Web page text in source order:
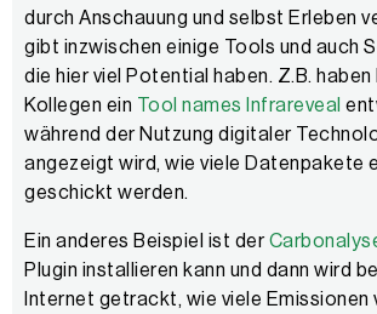
durch Anschauung und selbst Erleben
gibt inzwischen einige Tools und auch
die hier viel Potential haben. Z.B. haben
Kollegen ein Tool names Infrareveal
während der Nutzung digitaler
angezeigt wird, wie viele Datenpakete
geschickt werden.
Ein anderes Beispiel ist der
Plugin installieren kann und dann wird
Internet getrackt, wie viele Emissionen